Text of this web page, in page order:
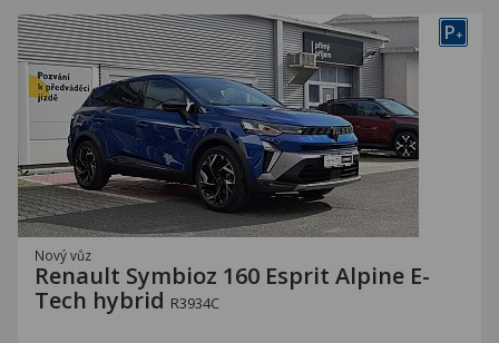
P+
Nový vůz
Renault Symbioz 160 Esprit Alpine E-
Tech hybrid R3934C